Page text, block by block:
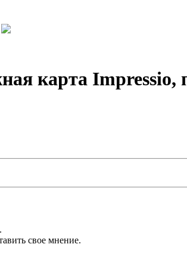
карта Impressio,
свое мнение.